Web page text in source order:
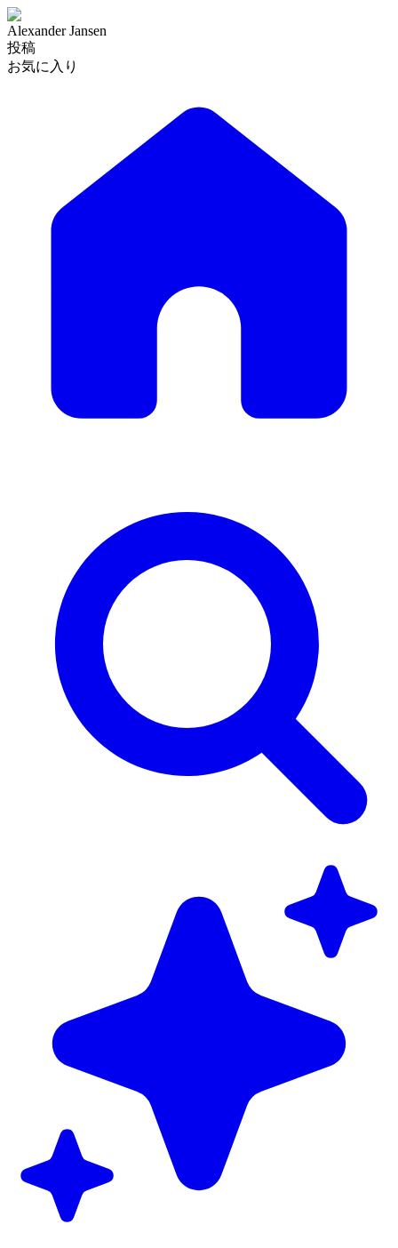
Alexander Jansen
投稿
お気に入り